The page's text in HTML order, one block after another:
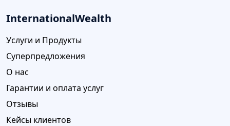
InternationalWealth
Услуги и Продукты
Суперпредложения
О нас
Гарантии и оплата услуг
Отзывы
Кейсы клиентов